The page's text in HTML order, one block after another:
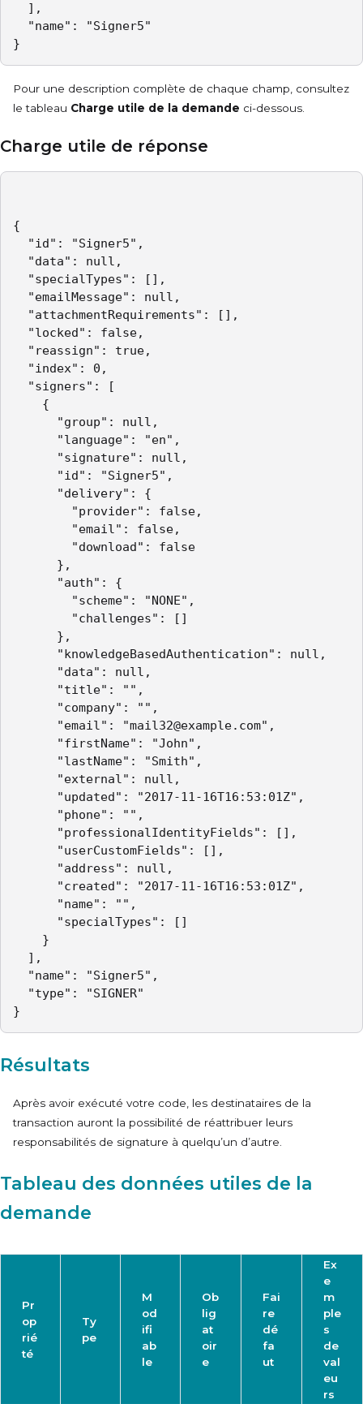
],
"name": "Signer5"
}
Pour une description complète de chaque champ, consultez
le tableau Charge utile de la demande ci-dessous.
Charge utile de réponse
{
"id": "Signer5",
"data": null,
"specialTypes": [],
"emailMessage": null,
"attachmentRequirements": [],
"locked": false,
"reassign": true,
"index": 0,
"signers": [
{
"group": null,
"language": "en",
"signature": null,
"id": "Signer5",
"delivery": {
"provider": false,
"email": false,
"download": false
},
"auth": {
"scheme": "NONE",
"challenges": []
},
"knowledgeBasedAuthentication": null,
"data": null,
"title": "",
"company": "",
"email": "mail32@example.com",
"firstName": "John",
"lastName": "Smith",
"external": null,
"updated": "2017-11-16T16:53:01Z",
"phone": "",
"professionalIdentityFields": [],
"userCustomFields": [],
"address": null,
"created": "2017-11-16T16:53:01Z",
"name": "",
"specialTypes": []
}
],
"name": "Signer5",
"type": "SIGNER"
}
Résultats
Après avoir exécuté votre code, les destinataires de la
transaction auront la possibilité de réattribuer leurs
responsabilités de signature à quelqu’un d’autre.
Tableau des données utiles de la
demande
Pr
op
rié
té
Ty
pe
M
od
ifi
ab
le
Ob
lig
at
oir
e
Fai
re
dé
fa
ut
Ex
e
m
ple
s
de
val
eu
rs